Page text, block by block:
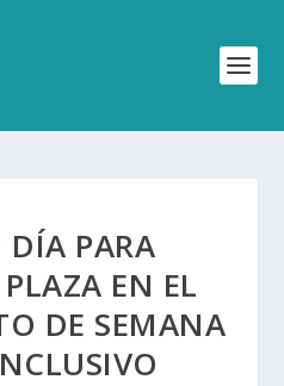
PARA
EN EL
DE SEMANA